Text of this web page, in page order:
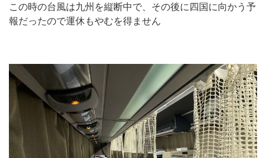
この時の台風は九州を縦断中で、その後に四国に向かう予
報だったので運休もやむを得ません